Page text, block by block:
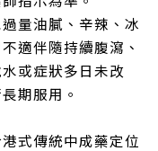
量油膩、辛辣、冰
適伴隨持續腹瀉、
或症狀多日未改
期服用。
式傳統中成藥定位